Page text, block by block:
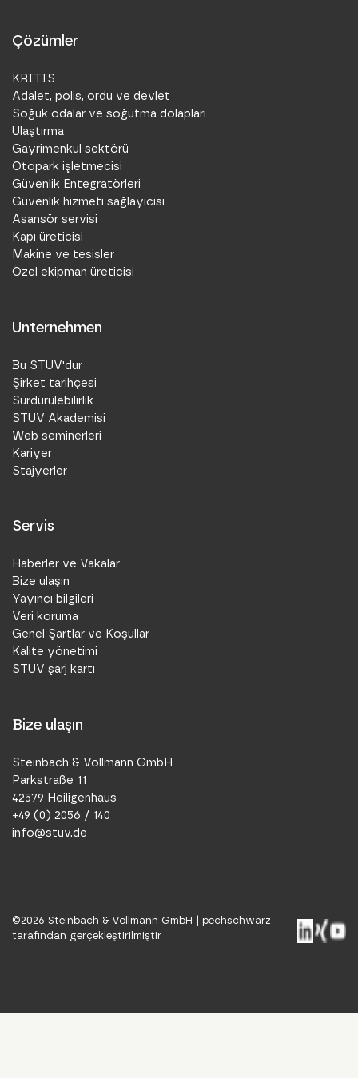
Çözümler
KRITIS
Adalet, polis, ordu ve devlet
Soğuk odalar ve soğutma dolapları
Ulaştırma
Gayrimenkul sektörü
Otopark işletmecisi
Güvenlik Entegratörleri
Güvenlik hizmeti sağlayıcısı
Asansör servisi
Kapı üreticisi
Makine ve tesisler
Özel ekipman üreticisi
Unternehmen
Bu STUV'dur
Şirket tarihçesi
Sürdürülebilirlik
STUV Akademisi
Web seminerleri
Kariyer
Stajyerler
Servis
Haberler ve Vakalar
Bize ulaşın
Yayıncı bilgileri
Veri koruma
Genel Şartlar ve Koşullar
Kalite yönetimi
STUV şarj kartı
Bize ulaşın
Steinbach & Vollmann GmbH
Parkstraße 11
42579 Heiligenhaus
+49 (0) 2056 / 140
info@stuv.de
©2026 Steinbach & Vollmann GmbH | pechschwarz
tarafından gerçekleştirilmiştir